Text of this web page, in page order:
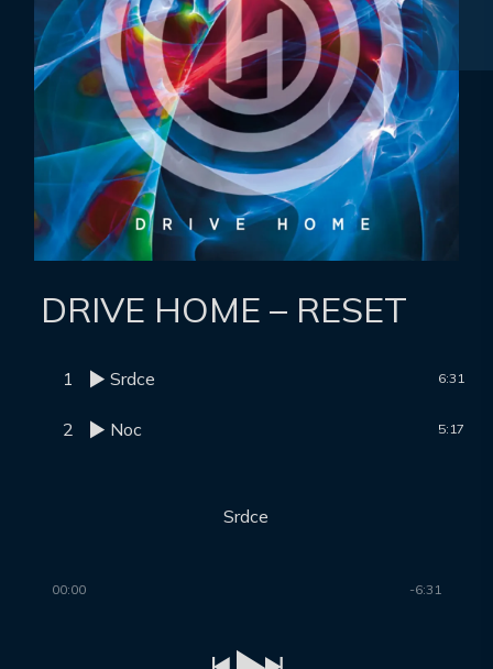
DRIVE HOME – RESET
1 Srdce 6:31
2 Noc 5:17
Srdce
00:00 -6:31